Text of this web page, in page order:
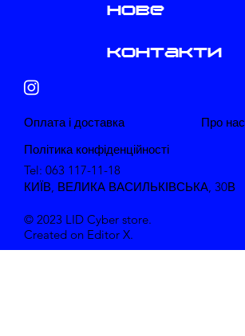
нове
контакти
Tel: 063 117-11-18
КИЇВ, ВЕЛИКА ВАСИЛЬКІВСЬКА, 30В
© 2023 LID Cyber store.
Created on Editor X.
​Оплата і доставка
Про нас
Політика конфіденційності